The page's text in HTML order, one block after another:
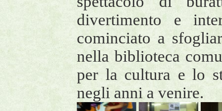
divertimento e
cominciato a
nella biblioteca
per la cultura e lo
negli anni a venire.